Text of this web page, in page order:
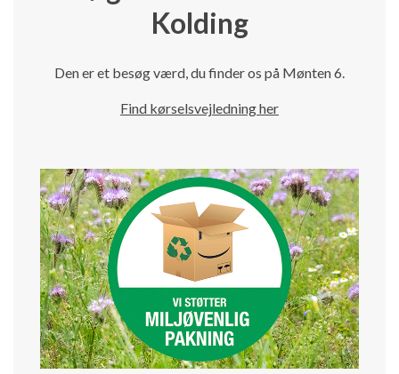
Kolding
Den er et besøg værd, du finder os på Mønten 6.
Find kørselsvejledning her